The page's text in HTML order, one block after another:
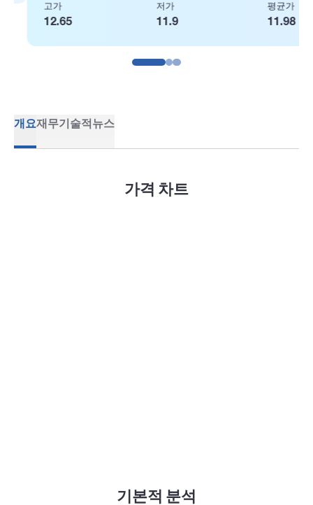
고가
12.65
저가
11.9
평균가
11.98
개요재무기술적뉴스
가격 차트
기본적 분석